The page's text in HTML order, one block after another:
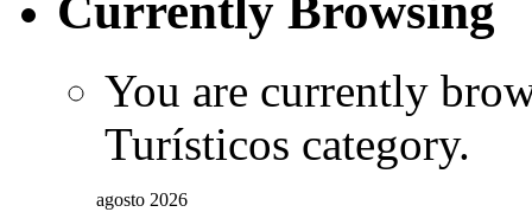
You are currently
Turísticos category.
agosto 2026